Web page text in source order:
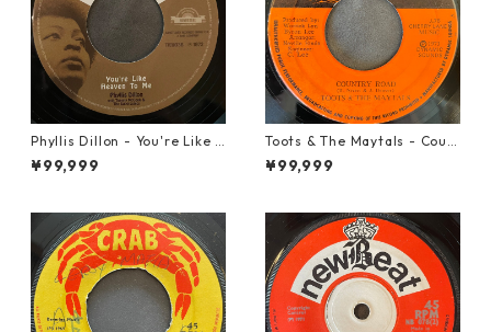
Phyllis Dillon - You're Like H
eaven To Me【7-21913】
¥99,999
Toots & The Maytals - Coun
try Road【7-21951】
¥99,999